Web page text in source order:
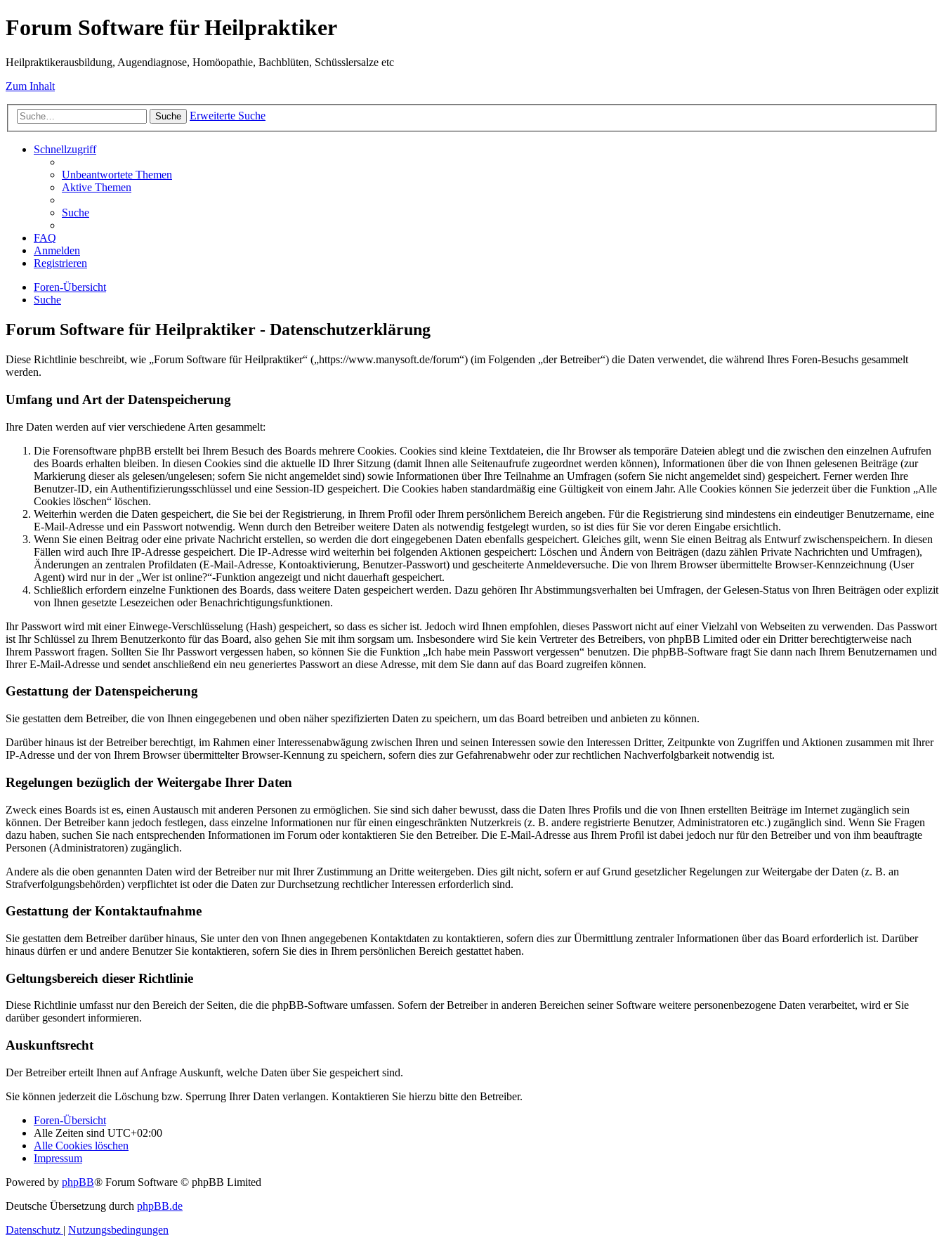
Forum Software für Heilpraktiker
Heilpraktikerausbildung, Augendiagnose, Homöopathie, Bachblüten, Schüsslersalze etc
Zum Inhalt
Suche Erweiterte Suche
Schnellzugriff
Unbeantwortete Themen
Aktive Themen
Suche
FAQ
Anmelden
Registrieren
Foren-Übersicht
Suche
Forum Software für Heilpraktiker - Datenschutzerklärung
Diese Richtlinie beschreibt, wie „Forum Software für Heilpraktiker“ („https://www.manysoft.de/forum“) (im Folgenden „der Betreiber“) die Daten verwendet, die während Ihres Foren-Besuchs gesammelt
werden.
Umfang und Art der Datenspeicherung
Ihre Daten werden auf vier verschiedene Arten gesammelt:
Die Forensoftware phpBB erstellt bei Ihrem Besuch des Boards mehrere Cookies. Cookies sind kleine Textdateien, die Ihr Browser als temporäre Dateien ablegt und die zwischen den einzelnen Aufrufen
des Boards erhalten bleiben. In diesen Cookies sind die aktuelle ID Ihrer Sitzung (damit Ihnen alle Seitenaufrufe zugeordnet werden können), Informationen über die von Ihnen gelesenen Beiträge (zur
Markierung dieser als gelesen/ungelesen; sofern Sie nicht angemeldet sind) sowie Informationen über Ihre Teilnahme an Umfragen (sofern Sie nicht angemeldet sind) gespeichert. Ferner werden Ihre
Benutzer-ID, ein Authentifizierungsschlüssel und eine Session-ID gespeichert. Die Cookies haben standardmäßig eine Gültigkeit von einem Jahr. Alle Cookies können Sie jederzeit über die Funktion „Alle
Cookies löschen“ löschen.
Weiterhin werden die Daten gespeichert, die Sie bei der Registrierung, in Ihrem Profil oder Ihrem persönlichem Bereich angeben. Für die Registrierung sind mindestens ein eindeutiger Benutzername, eine
E-Mail-Adresse und ein Passwort notwendig. Wenn durch den Betreiber weitere Daten als notwendig festgelegt wurden, so ist dies für Sie vor deren Eingabe ersichtlich.
Wenn Sie einen Beitrag oder eine private Nachricht erstellen, so werden die dort eingegebenen Daten ebenfalls gespeichert. Gleiches gilt, wenn Sie einen Beitrag als Entwurf zwischenspeichern. In diesen
Fällen wird auch Ihre IP-Adresse gespeichert. Die IP-Adresse wird weiterhin bei folgenden Aktionen gespeichert: Löschen und Ändern von Beiträgen (dazu zählen Private Nachrichten und Umfragen),
Änderungen an zentralen Profildaten (E-Mail-Adresse, Kontoaktivierung, Benutzer-Passwort) und gescheiterte Anmeldeversuche. Die von Ihrem Browser übermittelte Browser-Kennzeichnung (User
Agent) wird nur in der „Wer ist online?“-Funktion angezeigt und nicht dauerhaft gespeichert.
Schließlich erfordern einzelne Funktionen des Boards, dass weitere Daten gespeichert werden. Dazu gehören Ihr Abstimmungsverhalten bei Umfragen, der Gelesen-Status von Ihren Beiträgen oder explizit
von Ihnen gesetzte Lesezeichen oder Benachrichtigungsfunktionen.
Ihr Passwort wird mit einer Einwege-Verschlüsselung (Hash) gespeichert, so dass es sicher ist. Jedoch wird Ihnen empfohlen, dieses Passwort nicht auf einer Vielzahl von Webseiten zu verwenden. Das Passwort
ist Ihr Schlüssel zu Ihrem Benutzerkonto für das Board, also gehen Sie mit ihm sorgsam um. Insbesondere wird Sie kein Vertreter des Betreibers, von phpBB Limited oder ein Dritter berechtigterweise nach
Ihrem Passwort fragen. Sollten Sie Ihr Passwort vergessen haben, so können Sie die Funktion „Ich habe mein Passwort vergessen“ benutzen. Die phpBB-Software fragt Sie dann nach Ihrem Benutzernamen und
Ihrer E-Mail-Adresse und sendet anschließend ein neu generiertes Passwort an diese Adresse, mit dem Sie dann auf das Board zugreifen können.
Gestattung der Datenspeicherung
Sie gestatten dem Betreiber, die von Ihnen eingegebenen und oben näher spezifizierten Daten zu speichern, um das Board betreiben und anbieten zu können.
Darüber hinaus ist der Betreiber berechtigt, im Rahmen einer Interessenabwägung zwischen Ihren und seinen Interessen sowie den Interessen Dritter, Zeitpunkte von Zugriffen und Aktionen zusammen mit Ihrer
IP-Adresse und der von Ihrem Browser übermittelter Browser-Kennung zu speichern, sofern dies zur Gefahrenabwehr oder zur rechtlichen Nachverfolgbarkeit notwendig ist.
Regelungen bezüglich der Weitergabe Ihrer Daten
Zweck eines Boards ist es, einen Austausch mit anderen Personen zu ermöglichen. Sie sind sich daher bewusst, dass die Daten Ihres Profils und die von Ihnen erstellten Beiträge im Internet zugänglich sein
können. Der Betreiber kann jedoch festlegen, dass einzelne Informationen nur für einen eingeschränkten Nutzerkreis (z. B. andere registrierte Benutzer, Administratoren etc.) zugänglich sind. Wenn Sie Fragen
dazu haben, suchen Sie nach entsprechenden Informationen im Forum oder kontaktieren Sie den Betreiber. Die E-Mail-Adresse aus Ihrem Profil ist dabei jedoch nur für den Betreiber und von ihm beauftragte
Personen (Administratoren) zugänglich.
Andere als die oben genannten Daten wird der Betreiber nur mit Ihrer Zustimmung an Dritte weitergeben. Dies gilt nicht, sofern er auf Grund gesetzlicher Regelungen zur Weitergabe der Daten (z. B. an
Strafverfolgungsbehörden) verpflichtet ist oder die Daten zur Durchsetzung rechtlicher Interessen erforderlich sind.
Gestattung der Kontaktaufnahme
Sie gestatten dem Betreiber darüber hinaus, Sie unter den von Ihnen angegebenen Kontaktdaten zu kontaktieren, sofern dies zur Übermittlung zentraler Informationen über das Board erforderlich ist. Darüber
hinaus dürfen er und andere Benutzer Sie kontaktieren, sofern Sie dies in Ihrem persönlichen Bereich gestattet haben.
Geltungsbereich dieser Richtlinie
Diese Richtlinie umfasst nur den Bereich der Seiten, die die phpBB-Software umfassen. Sofern der Betreiber in anderen Bereichen seiner Software weitere personenbezogene Daten verarbeitet, wird er Sie
darüber gesondert informieren.
Auskunftsrecht
Der Betreiber erteilt Ihnen auf Anfrage Auskunft, welche Daten über Sie gespeichert sind.
Sie können jederzeit die Löschung bzw. Sperrung Ihrer Daten verlangen. Kontaktieren Sie hierzu bitte den Betreiber.
Foren-Übersicht
Alle Zeiten sind UTC+02:00
Alle Cookies löschen
Impressum
Powered by phpBB® Forum Software © phpBB Limited
Deutsche Übersetzung durch phpBB.de
Datenschutz | Nutzungsbedingungen